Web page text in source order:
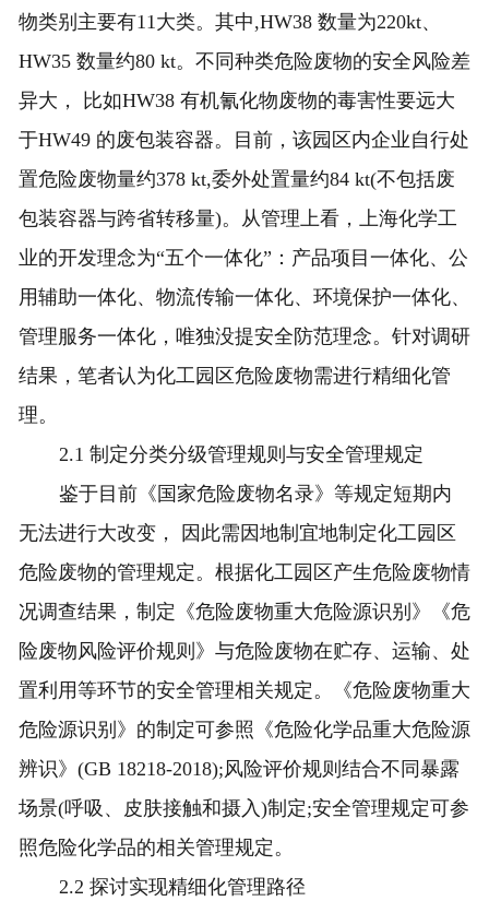
物类别主要有11大类。其中,HW38 数量为220kt、
HW35 数量约80 kt。不同种类危险废物的安全风险差
异大， 比如HW38 有机氰化物废物的毒害性要远大
于HW49 的废包装容器。目前，该园区内企业自行处
置危险废物量约378 kt,委外处置量约84 kt(不包括废
包装容器与跨省转移量)。从管理上看，上海化学工
业的开发理念为“五个一体化”：产品项目一体化、公
用辅助一体化、物流传输一体化、环境保护一体化、
管理服务一体化，唯独没提安全防范理念。针对调研
结果，笔者认为化工园区危险废物需进行精细化管
理。
2.1 制定分类分级管理规则与安全管理规定
鉴于目前《国家危险废物名录》等规定短期内
无法进行大改变， 因此需因地制宜地制定化工园区
危险废物的管理规定。根据化工园区产生危险废物情
况调查结果，制定《危险废物重大危险源识别》《危
险废物风险评价规则》与危险废物在贮存、运输、处
置利用等环节的安全管理相关规定。《危险废物重大
危险源识别》的制定可参照《危险化学品重大危险源
辨识》(GB 18218-2018);风险评价规则结合不同暴露
场景(呼吸、皮肤接触和摄入)制定;安全管理规定可参
照危险化学品的相关管理规定。
2.2 探讨实现精细化管理路径